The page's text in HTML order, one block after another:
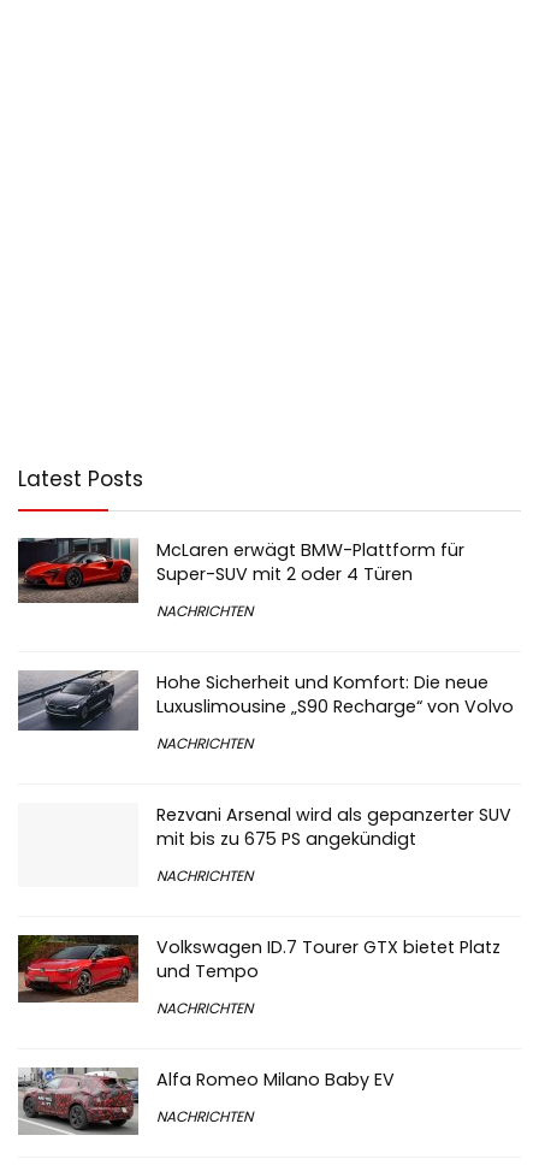
Latest Posts
McLaren erwägt BMW-Plattform für
Super-SUV mit 2 oder 4 Türen
NACHRICHTEN
Hohe Sicherheit und Komfort: Die neue
Luxuslimousine „S90 Recharge“ von Volvo
NACHRICHTEN
Rezvani Arsenal wird als gepanzerter SUV
mit bis zu 675 PS angekündigt
NACHRICHTEN
Volkswagen ID.7 Tourer GTX bietet Platz
und Tempo
NACHRICHTEN
Alfa Romeo Milano Baby EV
NACHRICHTEN